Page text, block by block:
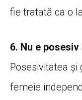
fie tratată ca o
6. Nu e
Posesivitatea și
femeie